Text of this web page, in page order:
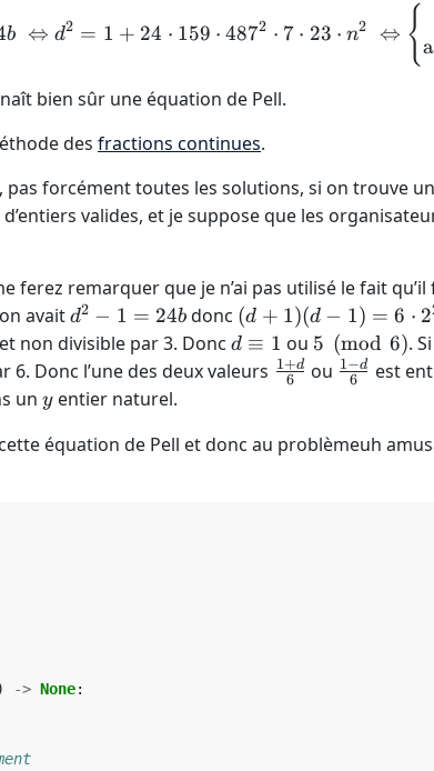
\Delta = d^2 = (-1)^2 -
b ⇔ d2 = 1 + 24 ⋅ 159 ⋅ 4872 ⋅ 7 ⋅ 23 ⋅ n2 ⇔ {
bien sûr une équation de Pell.
des fractions continues.
forcément toutes les solutions, si on trouve
d’entiers valides, et je suppose que les
ferez remarquer que je n’ai pas utilisé le fait qu’il
avaitd^2
- 1
=
24b
d2 − 1 = 24b donc (d+1)
(d-1)
= 6
\cdot
\cdot
(d + 1)(d − 1) = 6 ⋅ 2
non divisible par 3. Donc d
\equiv
d ≡ 1 ou 5
\pmod
5 (mod 6). Si
6. Donc l’une des deux valeurs \frac{1+d}
6
1+d ou \frac{1-
6
1−d
est
un y
yentier naturel.
équation de Pell et donc au problèmeuh
-> None: